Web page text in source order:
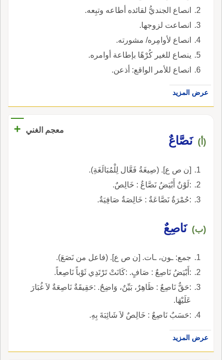
انصاع الجنديُّ لقائده أطاعه وتبِعه.
انصاعت لزوجها.
انصاع لأوامِره/ مشورته.
ينصاع للغير كُرْهًا بإطاعة أوامره.
انصاع للأمر الواقع: أذعن.
عرض المزيد
معجم الغني +
(أ) نَصَّاعٌ
[ن ص ع]. (صِيغَةُ فَعَّال لِلْمُبَالَغَةِ).
:لَوْنٌ أَبْيَضُ نَصَّاعٌ : خَالِصٌ.
:حُمْرَةٌ نَصَّاعَةٌ : خَالِصَةٌ صَافِيَةٌ.
(ب) نَاصِعٌ
جمع: ـون، ـات. [ن ص ع]. (فاعل من نَصَعَ).
:أَبْيَضُ نَاصِعٌ : صَافٍ. :كَانَتْ تَرْتَدِي ثَوْباً نَاصِعاً.
:حَقٌّ نَاصِعٌ : ظَاهِرٌ، بَيِّنٌ، وَاضِحٌ. :حَقِيقَةٌ نَاصِعَةٌ لاَ غُبَارَ
عَلَيْهَا.
:حَسَبٌ نَاصِعٌ : خَالِصٌ لاَ شَائِبَةَ بِهِ.
عرض المزيد